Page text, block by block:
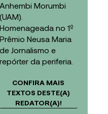
Anhembi Morumbi
(UAM).
Homenageada no 1º
Prêmio Neusa Maria
de Jornalismo e
repórter da periferia.
CONFIRA MAIS
TEXTOS DESTE(A)
REDATOR(A)!